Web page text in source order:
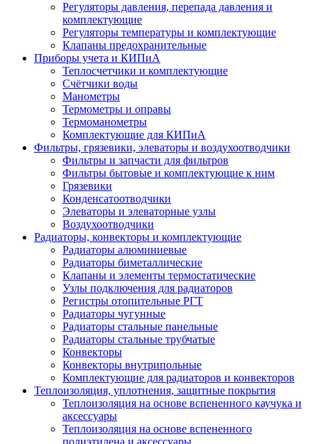
Регуляторы давления, перепада давления и
комплектующие
Регуляторы температуры и комплектующие
Клапаны предохранительные
Приборы учета и КИПиА
Теплосчетчики и комплектующие
Счётчики воды
Манометры
Термометры и оправы
Термоманометры
Комплектующие для КИПиА
Фильтры, грязевики, элеваторы и воздухоотводчики
Фильтры и запчасти для фильтров
Фильтры бытовые и комплектующие к ним
Грязевики
Конденсатоотводчики
Элеваторы и элеваторные узлы
Воздухоотводчики
Радиаторы, конвекторы и комплектующие
Радиаторы алюминиевые
Радиаторы биметаллические
Клапаны и элементы термостатические
Узлы подключения для радиаторов
Регистры отопительные РГТ
Радиаторы чугунные
Радиаторы стальные панельные
Радиаторы стальные трубчатые
Конвекторы
Конвекторы внутрипольные
Комплектующие для радиаторов и конвекторов
Теплоизоляция, уплотнения, защитные покрытия
Теплоизоляция на основе вспененного каучука и
аксессуары
Теплоизоляция на основе вспененного
полиэтилена и аксессуары